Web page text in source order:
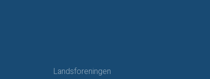
Landsforeningen